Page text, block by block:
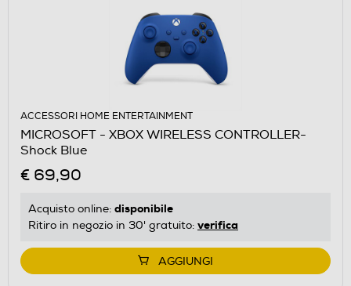
ACCESSORI HOME ENTERTAINMENT
MICROSOFT - XBOX WIRELESS CONTROLLER-
Shock Blue
€ 69,90
Acquisto online: disponibile
Ritiro in negozio in 30' gratuito: verifica
AGGIUNGI